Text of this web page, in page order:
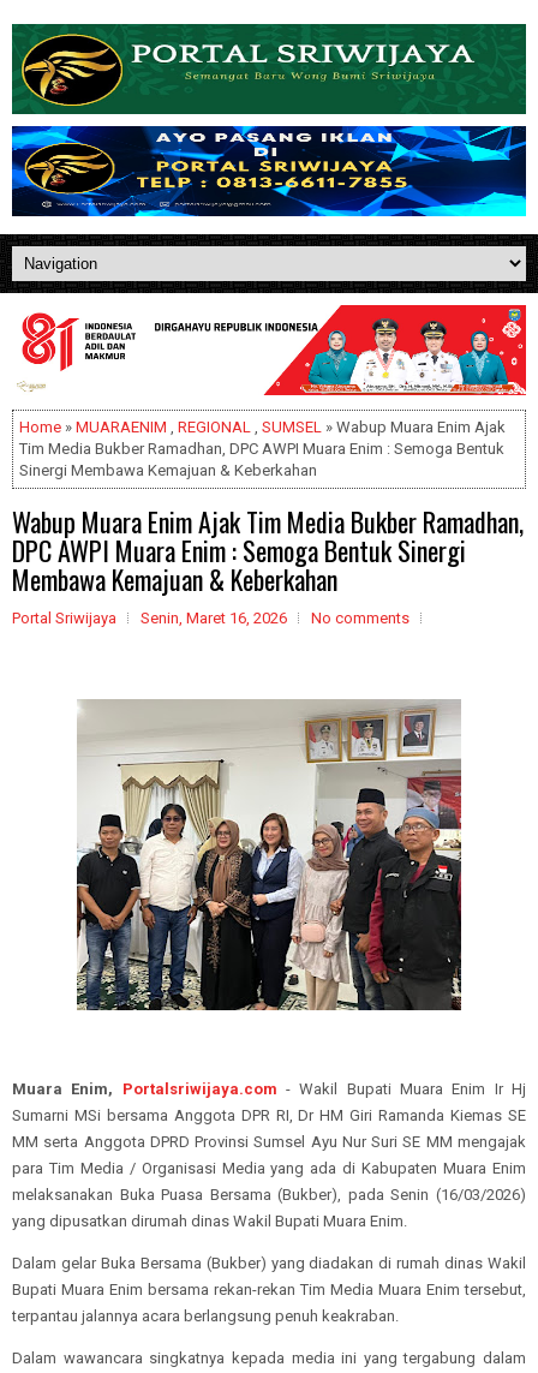
Home » MUARAENIM , REGIONAL , SUMSEL » Wabup Muara Enim Ajak
Tim Media Bukber Ramadhan, DPC AWPI Muara Enim : Semoga Bentuk
Sinergi Membawa Kemajuan & Keberkahan
Wabup Muara Enim Ajak Tim Media Bukber Ramadhan,
DPC AWPI Muara Enim : Semoga Bentuk Sinergi
Membawa Kemajuan & Keberkahan
Portal Sriwijaya Senin, Maret 16, 2026 No comments
Muara Enim, Portalsriwijaya.com -Wakil Bupati Muara Enim Ir Hj
Sumarni MSi bersama Anggota DPR RI, Dr HM Giri Ramanda Kiemas SE
MM serta Anggota DPRD Provinsi Sumsel Ayu Nur Suri SE MM mengajak
para Tim Media / Organisasi Media yang ada di Kabupaten Muara Enim
melaksanakan Buka Puasa Bersama (Bukber), pada Senin (16/03/2026)
yang dipusatkan dirumah dinas Wakil Bupati Muara Enim.
Dalam gelar Buka Bersama (Bukber) yang diadakan di rumah dinas Wakil
Bupati Muara Enim bersama rekan-rekan Tim Media Muara Enim tersebut,
terpantau jalannya acara berlangsung penuh keakraban.
Dalam wawancara singkatnya kepada media ini yang tergabung dalam